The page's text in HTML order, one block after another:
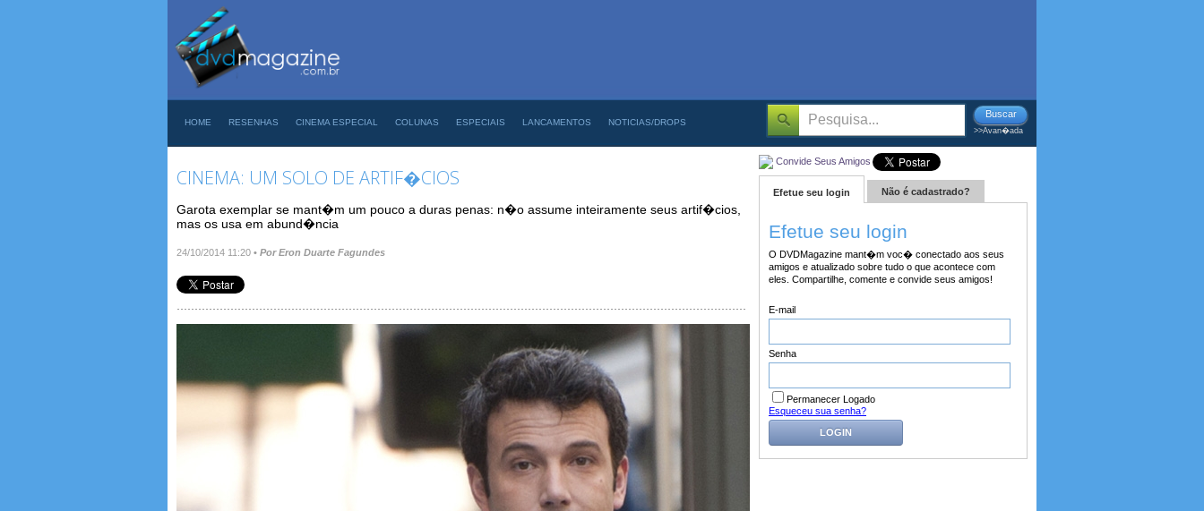
HOME RESENHAS CINEMA ESPECIAL COLUNAS ESPECIAIS LANCAMENTOS NOTICIAS/DROPS
Buscar
>>Avan�ada
CINEMA: UM SOLO DE ARTIF�CIOS
Garota exemplar se mant�m um pouco a duras penas: n�o assume inteiramente seus artif�cios,
mas os usa em abund�ncia
24/10/2014 11:20 • Por Eron Duarte Fagundes
Convide Seus Amigos
Efetue seu login Não é cadastrado?
Efetue seu login
O DVDMagazine mant�m voc� conectado aos seus
amigos e atualizado sobre tudo o que acontece com
eles. Compartilhe, comente e convide seus amigos!
E-mail
Senha
Permanecer Logado
Esqueceu sua senha?
LOGIN